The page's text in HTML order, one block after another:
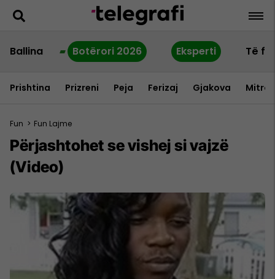
Ballina Botërori 2026 Eksperti Të
Prishtina Prizreni Peja Ferizaj Gjakova
Fun > Fun Lajme
Përjashtohet se vishej si vajzë
(Video)